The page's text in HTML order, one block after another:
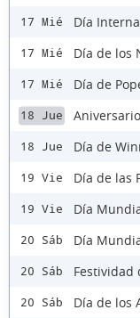
17 Mié Día
17 Mié Día de los
17 Mié Día de
18 Jue
18 Jue Día de
19 Vie Día de las
19 Vie Día
20 Sáb Día
20 Sáb Festividad
20 Sáb Día de los